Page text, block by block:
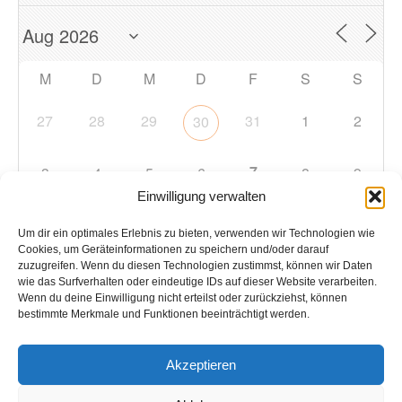
Einwilligung verwalten
Um dir ein optimales Erlebnis zu bieten, verwenden wir Technologien wie
Cookies, um Geräteinformationen zu speichern und/oder darauf
zuzugreifen. Wenn du diesen Technologien zustimmst, können wir Daten
wie das Surfverhalten oder eindeutige IDs auf dieser Website verarbeiten.
Wenn du deine Einwilligung nicht erteilst oder zurückziehst, können
bestimmte Merkmale und Funktionen beeinträchtigt werden.
Akzeptieren
M D M D F S S
27 28 29 30 31 1 2
3 4 5 6 7 8 9
10 11 12 13 14 15
17 18 19 20 21 22 23
31 1 2 3 4 5 6